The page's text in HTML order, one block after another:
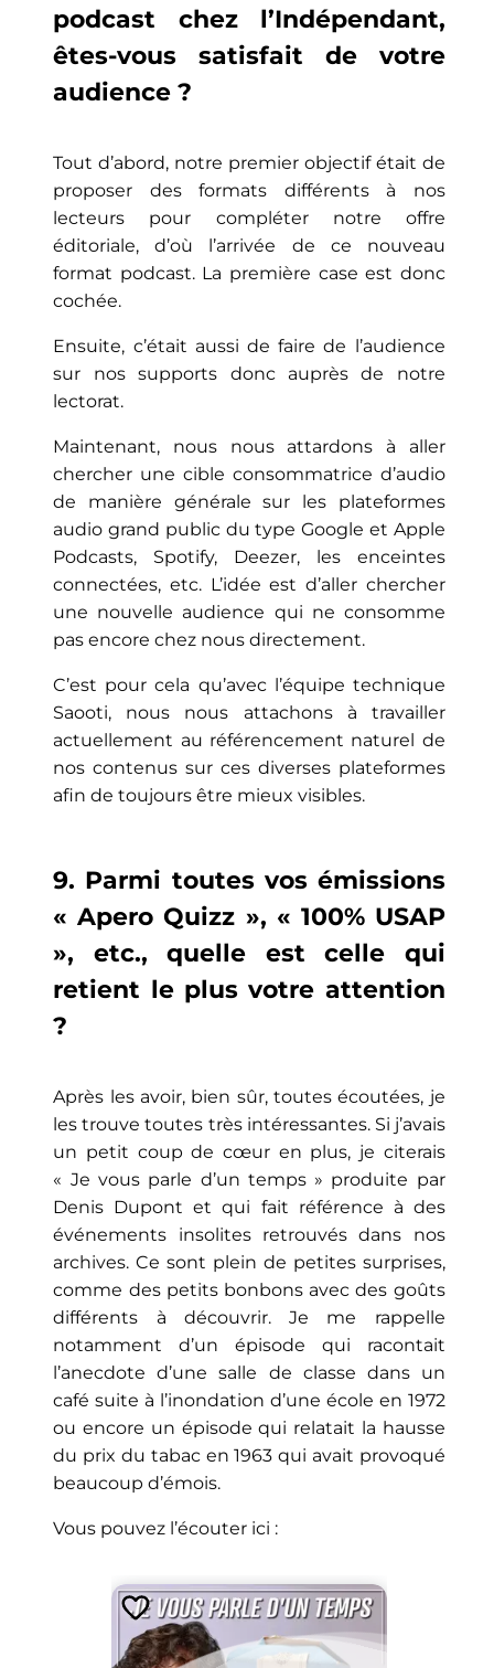
podcast chez l’Indépendant,
êtes-vous satisfait de votre
audience ?
Tout d’abord, notre premier objectif était de
proposer des formats différents à nos
lecteurs pour compléter notre offre
éditoriale, d’où l’arrivée de ce nouveau
format podcast. La première case est donc
cochée.
Ensuite, c’était aussi de faire de l’audience
sur nos supports donc auprès de notre
lectorat.
Maintenant, nous nous attardons à aller
chercher une cible consommatrice d’audio
de manière générale sur les plateformes
audio grand public du type Google et Apple
Podcasts, Spotify, Deezer, les enceintes
connectées, etc. L’idée est d’aller chercher
une nouvelle audience qui ne consomme
pas encore chez nous directement.
C’est pour cela qu’avec l’équipe technique
Saooti, nous nous attachons à travailler
actuellement au référencement naturel de
nos contenus sur ces diverses plateformes
afin de toujours être mieux visibles.
9. Parmi toutes vos émissions
« Apero Quizz », « 100% USAP
», etc., quelle est celle qui
retient le plus votre attention
?
Après les avoir, bien sûr, toutes écoutées, je
les trouve toutes très intéressantes. Si j’avais
un petit coup de cœur en plus, je citerais
« Je vous parle d’un temps » produite par
Denis Dupont et qui fait référence à des
événements insolites retrouvés dans nos
archives. Ce sont plein de petites surprises,
comme des petits bonbons avec des goûts
différents à découvrir. Je me rappelle
notamment d’un épisode qui racontait
l’anecdote d’une salle de classe dans un
café suite à l’inondation d’une école en 1972
ou encore un épisode qui relatait la hausse
du prix du tabac en 1963 qui avait provoqué
beaucoup d’émois.
Vous pouvez l’écouter ici :